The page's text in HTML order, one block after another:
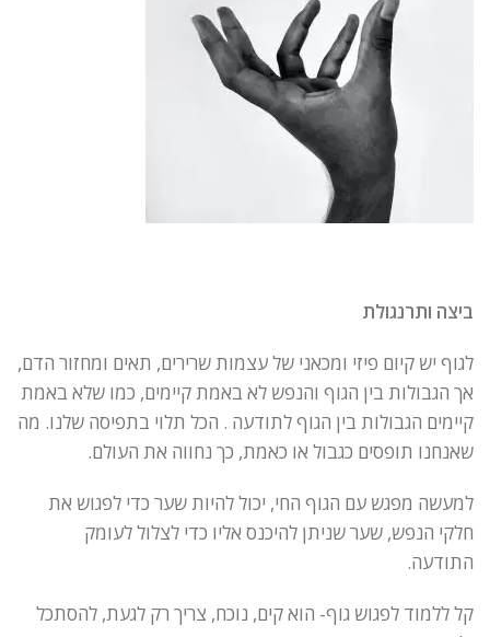
ביצה ותרנגולת
לגוף יש קיום פיזי ומכאני של עצמות שרירים, תאים ומחזור הדם,
אך הגבולות בין הגוף והנפש לא באמת קיימים, כמו שלא באמת
קיימים הגבולות בין הגוף לתודעה . הכל תלוי בתפיסה שלנו. מה
שאנחנו תופסים כגבול או כאמת, כך נחווה את העולם.
למעשה מפגש עם הגוף החי, יכול להיות שער כדי לפגוש את
חלקי הנפש, שער שניתן להיכנס אליו כדי לצלול לעומק
התודעה.
קל ללמוד לפגוש גוף- הוא קים, נוכח, צריך רק לגעת, להסתכל